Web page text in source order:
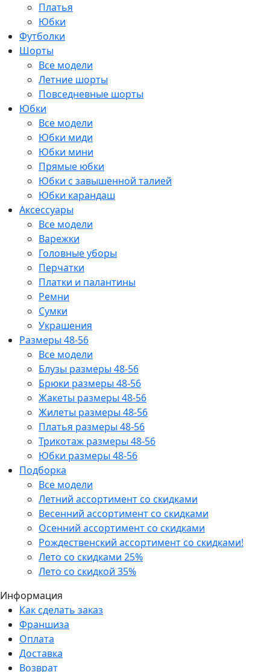
Платья
Юбки
Футболки
Шорты
Все модели
Летние шорты
Повседневные шорты
Юбки
Все модели
Юбки миди
Юбки мини
Прямые юбки
Юбки с завышенной талией
Юбки карандаш
Аксессуары
Все модели
Варежки
Головные уборы
Перчатки
Платки и палантины
Ремни
Сумки
Украшения
Размеры 48-56
Все модели
Блузы размеры 48-56
Брюки размеры 48-56
Жакеты размеры 48-56
Жилеты размеры 48-56
Платья размеры 48-56
Трикотаж размеры 48-56
Юбки размеры 48-56
Подборка
Все модели
Летний ассортимент со скидками
Весенний ассортимент со скидками
Осенний ассортимент со скидками
Рождественский ассортимент со скидками!
Лето со скидками 25%
Лето со скидкой 35%
Информация
Как сделать заказ
Франшиза
Оплата
Доставка
Возврат